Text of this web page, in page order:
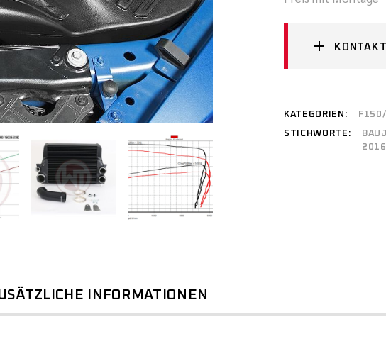
KATEGORIEN: F150/
STICHWORTE:
2016
INFORMATIONEN